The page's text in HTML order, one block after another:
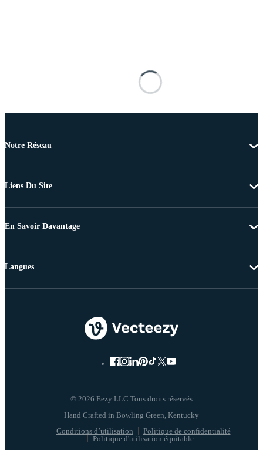
Notre Réseau
Liens Du Site
En Savoir Davantage
© 2026 Eezy LLC Tous droits réservés
Conditions d’utilisation
Politique de confidentialité
Politique d'utilisation équitable
Langues